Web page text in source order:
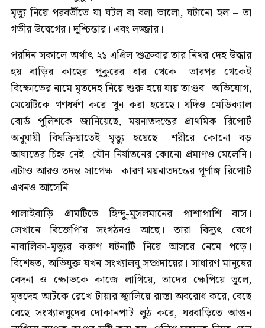
মৃত্যু নিয়ে পরবর্তীতে যা ঘটল বা বলা ভালো, ঘটানো হল – তা
গভীর উদ্বেগের। দুশ্চিন্তার। এবং লজ্জার।
পরদিন সকালে অর্থাৎ ২১ এপ্রিল শুক্রবার তার নিথর দেহ উদ্ধার
হয় বাড়ির কাছের পুকুরের ধার থেকে। তারপর থেকেই
বিক্ষোভের নামে মৃতদেহ নিয়ে শুরু হয়ে যায় তাণ্ডব। অভিযোগ,
মেয়েটিকে গণধর্ষণ করে খুন করা হয়েছে। যদিও মেডিক্যাল
বোর্ড পুলিশকে জানিয়েছে, ময়নাতদন্তের প্রাথমিক রিপোর্ট
অনুযায়ী বিষক্রিয়াতেই মৃত্যু হয়েছে। শরীরে কোনো বড়
আঘাতের চিহ্ন নেই। যৌন নির্যাতনের কোনো প্রমাণও মেলেনি।
এটাও আরও তদন্ত সাপেক্ষ। কারণ ময়নাতদন্তের পূর্ণাঙ্গ রিপোর্ট
এখনও আসেনি।
পালাইবাড়ি গ্রামটিতে হিন্দু-মুসলমানের পাশাপাশি বাস।
সেখানে বিজেপি'র সংগঠনও আছে। তারা বিদ্যুৎ বেগে
নাবালিকা-মৃত্যুর করুণ ঘটনাটি নিয়ে আসরে নেমে পড়ে।
বিশেষত, অভিযুক্ত যখন সংখ্যালঘু সম্প্রদায়ের। সাধারণ মানুষের
বেদনা ও ক্ষোভকে কাজে লাগিয়ে, তাদের ক্ষেপিয়ে তুলে,
মৃতদেহ আটকে রেখে টায়ার জ্বালিয়ে রাস্তা অবরোধ করে, বেছে
বেছে সংখ্যালঘুদের দোকানপাট লুঠ করে, ঘরবাড়িতে আগুন